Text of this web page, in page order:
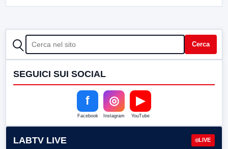
CERCA Cerca
SEGUICI SUI SOCIAL
f
Facebook
◎
Instagram
▶
YouTube
LABTV LIVE LIVE